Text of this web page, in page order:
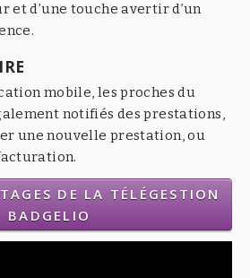
et d’une touche avertir d’un
mobile, les proches du
notifiés des prestations,
une nouvelle prestation, ou
DE LA TÉLÉGESTION
BADGELIO